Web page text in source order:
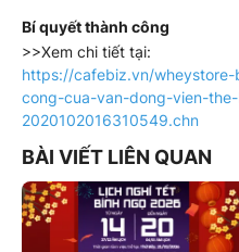
Bí quyết thành công
>>Xem chi tiết tại:
https://cafebiz.vn/
cong-cua-van-dong-vien-
2020102016310549.chn
BÀI VIẾT LIÊN QUAN